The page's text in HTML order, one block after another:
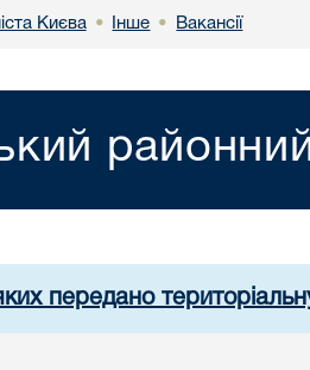
Києва • Інше • Вакансії
передано